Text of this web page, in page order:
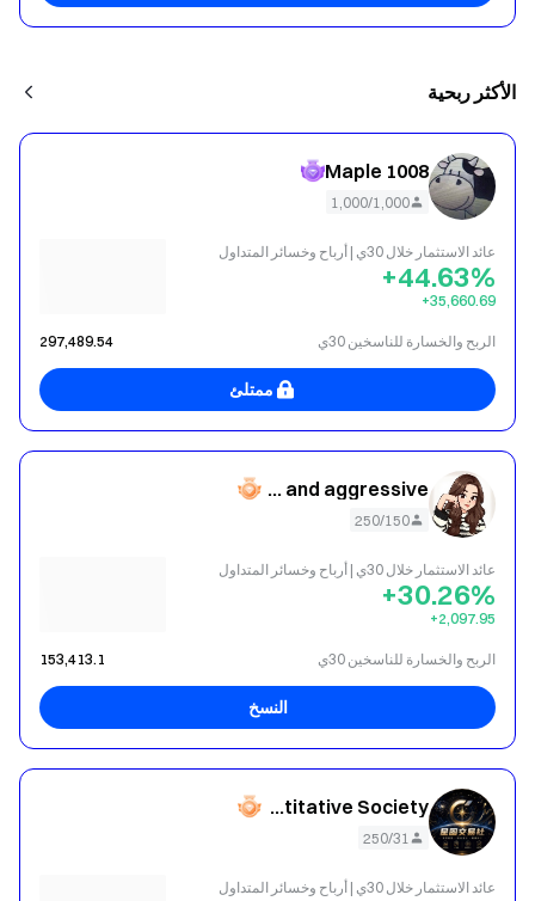
الأكثر ربحية
Maple 1008
1,000/1,000
عائد الاستثمار خلال 30ي | أرباح وخسائر المتداول
+44.63%
‎+35,660.69
الربح والخسارة للناسخين 30ي 297,489.54
ممتلئ
This is translate content : Very fierce and aggressive
250/150
عائد الاستثمار خلال 30ي | أرباح وخسائر المتداول
+30.26%
‎+2,097.95
الربح والخسارة للناسخين 30ي 153,413.1
النسخ
Star Chart Quantitative Society
250/31
عائد الاستثمار خلال 30ي | أرباح وخسائر المتداول